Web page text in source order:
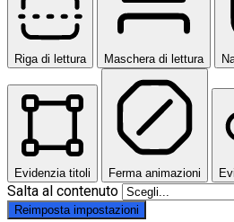
Riga di lettura Maschera di lettura
Evidenzia titoli Ferma animazioni
Salta al contenuto
Reimposta impostazioni